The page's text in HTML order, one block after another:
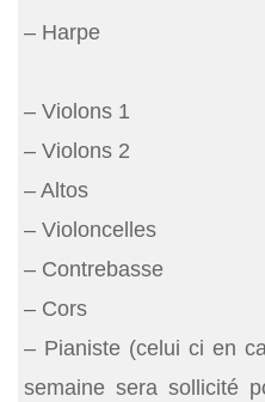
– Harpe
– Violons 1
– Violons 2
– Altos
– Violoncelles
– Contrebasse
– Cors
– Pianiste (celui ci en
semaine sera sollicité